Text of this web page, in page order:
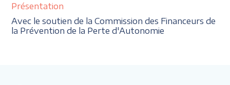
Présentation
Avec le soutien de la Commission des Financeurs de
la Prévention de la Perte d'Autonomie